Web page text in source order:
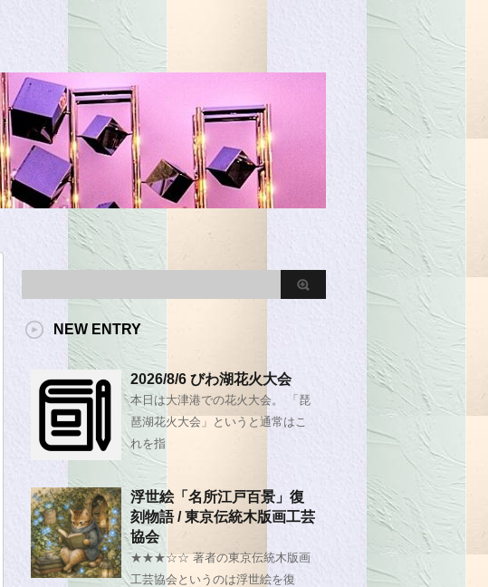
NEW ENTRY
2026/8/6 びわ湖花火大会
本日は大津港での花火大会。 「琵
琶湖花火大会」というと通常はこ
れを指
浮世絵「名所江戸百景」復
刻物語 / 東京伝統木版画工芸
協会
★★★☆☆ 著者の東京伝統木版画
工芸協会というのは浮世絵を復